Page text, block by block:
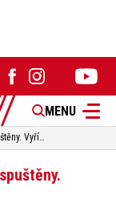
MENU
Dotace na elektromobily oficiálně spuštěny. Vyřídí se 500 žádostí měsíčně